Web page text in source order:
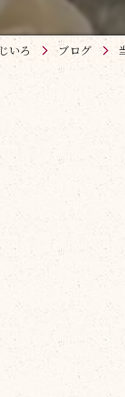
いろ ブログ